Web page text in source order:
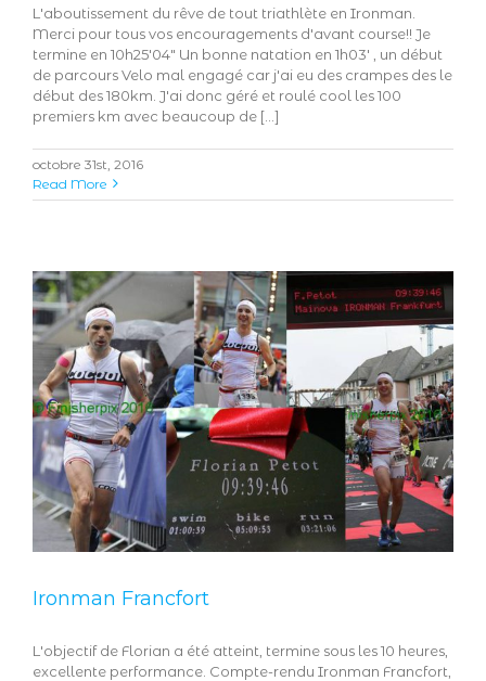
L'aboutissement du rêve de tout triathlète en Ironman.
Merci pour tous vos encouragements d'avant course!! Je
termine en 10h25'04" Un bonne natation en 1h03' , un début
de parcours Velo mal engagé car j'ai eu des crampes des le
début des 180km. J'ai donc géré et roulé cool les 100
premiers km avec beaucoup de [...]
octobre 31st, 2016
Read More
Ironman Francfort
L'objectif de Florian a été atteint, termine sous les 10 heures,
excellente performance. Compte-rendu Ironman Francfort,